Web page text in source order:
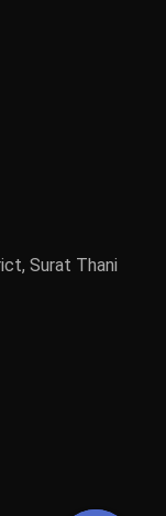
Surat Thani